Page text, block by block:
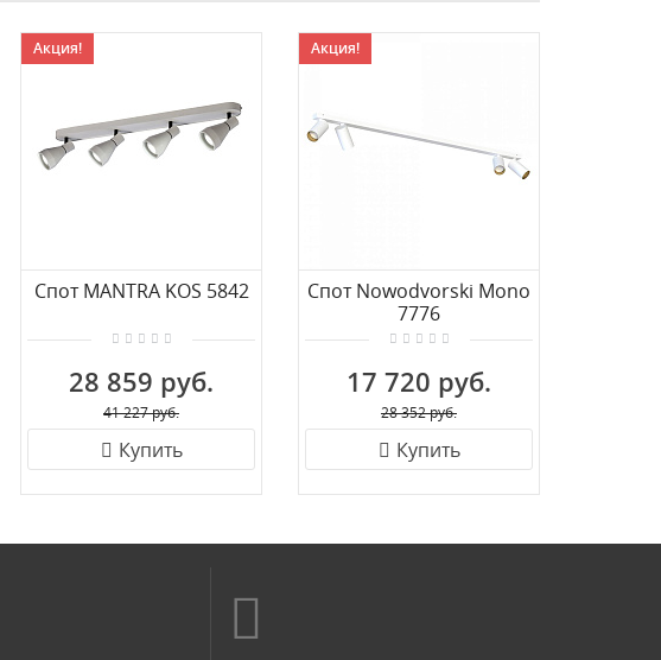
Акция!
Спот MANTRA KOS 5842
28 859 руб.
41 227 руб.
Купить
Акция!
Спот Nowodvorski Mono
7776
17 720 руб.
28 352 руб.
Купить